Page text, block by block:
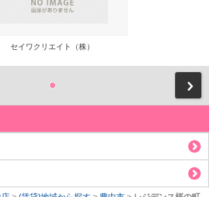
セイワクリエイト（株）